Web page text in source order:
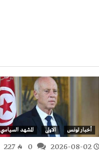
أخبار تونس الاولى المشهد السياسي
2026-08-02
227